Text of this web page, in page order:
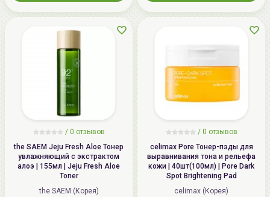
/ 0 отзывов
the SAEM Jeju Fresh Aloe Тонер
увлажняющий с экстрактом
алоэ | 155мл | Jeju Fresh Aloe
Toner
the SAEM (Корея)
/ 0 отзывов
celimax Pore Тонер-пэды для
выравнивания тона и рельефа
кожи | 40шт(100мл) | Pore Dark
Spot Brightening Pad
celimax (Корея)